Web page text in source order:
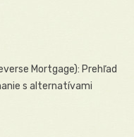
Mortgage): Prehľad
s alternatívami